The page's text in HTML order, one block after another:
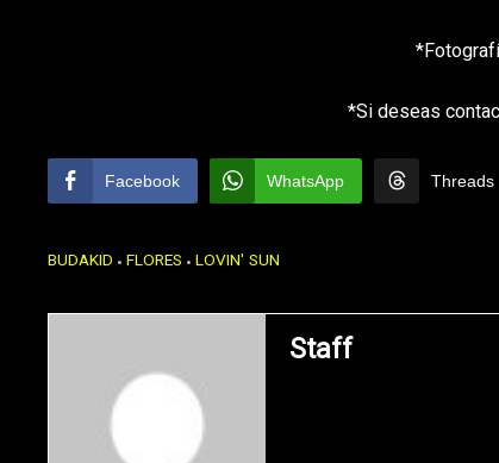
*Si deseas
Facebook WhatsApp Threads
BUDAKID FLORES LOVIN' SUN
Staff